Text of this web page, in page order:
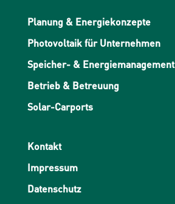
Planung & Energiekonzepte
Photovoltaik für Unternehmen
Speicher- & Energiemanagement
Betrieb & Betreuung
Solar-Carports
Kontakt
Impressum
Datenschutz